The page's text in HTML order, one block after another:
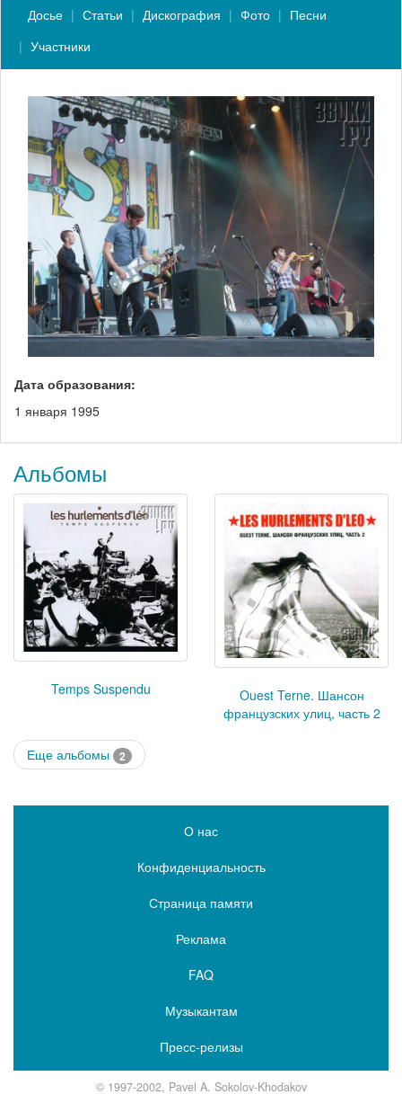
Досье Статьи Дискография Фото
Песни
Участники
Дата образования:
1 января 1995
Альбомы
Temps Suspendu
Ouest Terne. Шансон
французских улиц, часть 2
Еще альбомы 2
О нас
Конфиденциальность
Страница памяти
Реклама
FAQ
Музыкантам
Пресс-релизы
© 1997-2002, Pavel A. Sokolov-Khodakov